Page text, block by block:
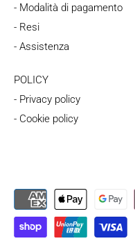
- Modalità di pagamento
- Resi
- Assistenza
POLICY
- Privacy policy
- Cookie policy